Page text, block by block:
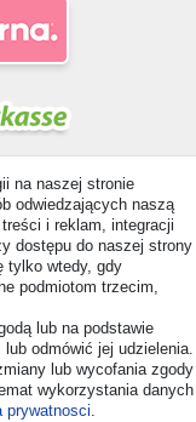
- All rights
see article detail
na naszej stronie
odwiedzających naszą
i reklam, integracji
dostępu do naszej strony
tylko wtedy, gdy
podmiotom trzecim,
lub na podstawie
odmówić jej udzielenia.
lub wycofania zgody
wykorzystania danych
prywatnosci.
Kontakt